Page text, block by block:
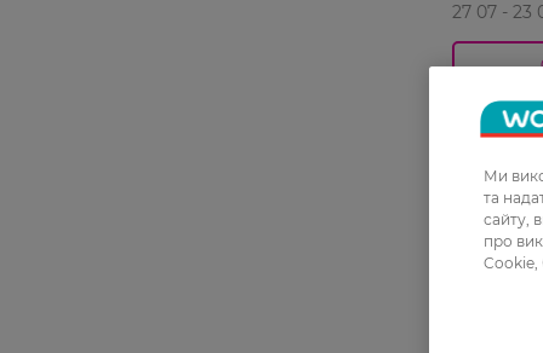
27 07 - 23
Пілінг
Passion
99,99 ГРН
79,99
Ми
та
сайту,
про
Cookie,